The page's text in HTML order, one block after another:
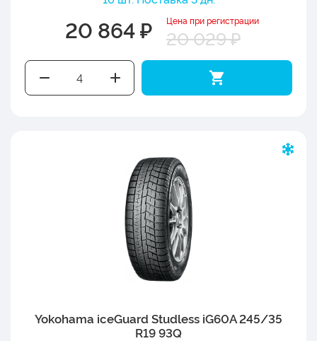
20 864 ₽ Цена при регистрации
20 029 ₽
Yokohama iceGuard Studless iG60A 245/35
R19 93Q